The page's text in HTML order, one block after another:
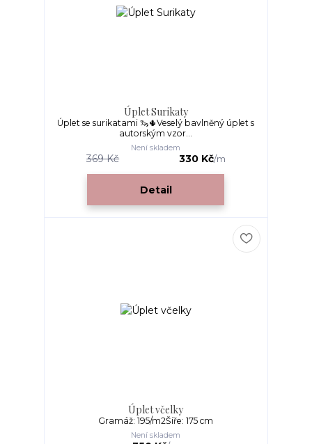
Úplet Surikaty
Úplet se surikatami 🦦🌵Veselý bavlněný úplet s
autorským vzor...
369 Kč 330 Kč/m
Není skladem
Detail
Úplet včelky
Gramáž: 195/m2Šíře: 175 cm
Není skladem